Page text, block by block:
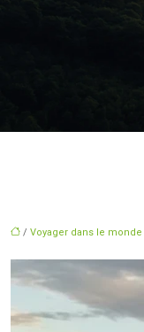
/ Voyager dans le monde